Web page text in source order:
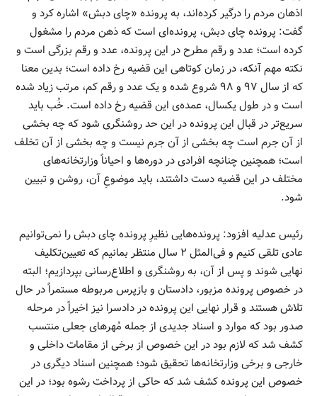
اذهان مردم را درگیر کرده‌اند، به پرونده «چای دبش» اشاره کرد و
گفت: پرونده چای دبش، پرونده‌ای است که ذهن مردم را مشغول
کرده است؛ عدد و رقم مطرح در این پرونده، عدد و رقم بزرگی است و
نکته مهم آنکه، در زمان کوتاهی این قضیه رخ داده است؛ بدین معنا
که از سال ۹۷ و ۹۸ شروع شده و یک عدد و رقم کم، مرتب زیاد شده
است و در طول یکسال، عمده‌ی این قضیه رخ داده است. خُب باید
سریع‌تر در قبال این پرونده در این حد روشنگری شود که چه بخشی
از آن جرم است چه بخشی از آن جرم نیست و چه بخشی از آن تخلف
است؛ همچنین چنانچه افرادی در دوره‌ها و احیاناً وزارتخانه‌های
مختلف در این قضیه دست داشتند، باید موضوعِ آن، روشن و تبیین
شود.
رئیس عدلیه افزود: پرونده‌هایی نظیرِ پرونده چای دبش را نمی‌توانیم
عادی تلقی کنیم و فی‌المثل ۲ سال منتظر بمانیم که تعیین‌تکلیف
نهایی شوند و پس از آن، به روشنگری و اطلاع‌رسانی بپردازیم؛ البته
در خصوص پرونده مزبور، دادستان و بازپرس مربوطه مستمراً در حال
تلاش هستند و قرار نهایی این پرونده در دادسرا نیز اخیراً در مرحله
صدور بود که موارد و اسناد جدیدی از جمله مُهرهای جعلی منتسب
کشف شد که لازم بود در این خصوص از برخی از مقامات داخلی و
خارجی و برخی وزارتخانه‌ها تحقیق شود؛ همچنین اسناد دیگری در
خصوص این پرونده کشف شد که حاکی از پرداخت رشوه بود؛ در این